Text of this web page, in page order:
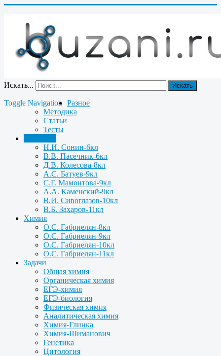
Искать... Искать
Toggle Navigation
Разное
Методика
Статьи
Тесты
Н.И. Сонин-6кл
В.В. Пасечник-6кл
Д.В. Колесова-8кл
А.С. Батуев-9кл
С.Г. Мамонтова-9кл
А.А. Каменский-9кл
В.И. Сивоглазов-10кл
В.Б. Захаров-11кл
Химия
О.С. Габриелян-8кл
О.С. Габриелян-9кл
О.С. Габриелян-10кл
О.С. Габриелян-11кл
Задачи
Общая химия
Органическая химия
ЕГЭ-химия
ЕГЭ-биология
Физическая химия
Аналитическая химия
Химия-Глинка
Химия-Шиманович
Генетика
Цитология